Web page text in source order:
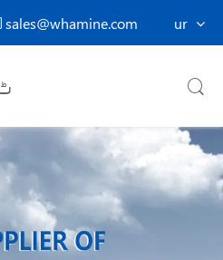
sales@whamine.com ur
